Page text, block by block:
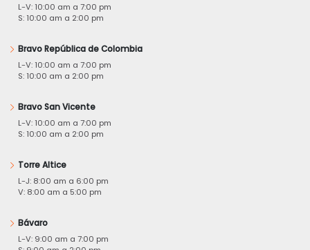
L-V: 10:00 am a 7:00 pm
S: 10:00 am a 2:00 pm
Bravo República de Colombia
L-V: 10:00 am a 7:00 pm
S: 10:00 am a 2:00 pm
Bravo San Vicente
L-V: 10:00 am a 7:00 pm
S: 10:00 am a 2:00 pm
Torre Altice
L-J: 8:00 am a 6:00 pm
V: 8:00 am a 5:00 pm
Bávaro
L-V: 9:00 am a 7:00 pm